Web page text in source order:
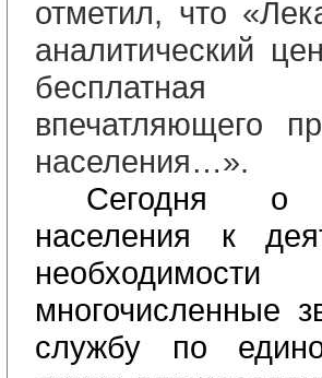
отметил, что
аналитический
бесплатная
впечатляющего
населения…».
Сегодня о
населения к
многочисленные
службу по един